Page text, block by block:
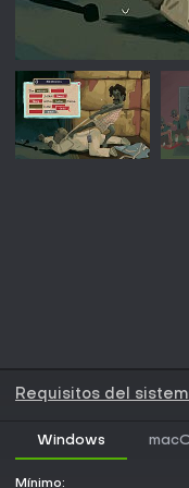
Requisitos del
Windows
Mínimo: